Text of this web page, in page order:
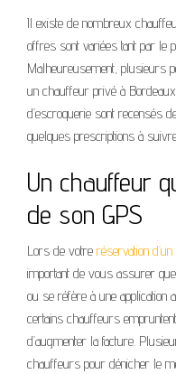
Il existe de nombreux
offres sont variées tant par le
Malheureusement, plusieurs
un chauffeur privé à
d’escroquerie sont recensés
quelques prescriptions à
Un chauffeur
de son GPS
Lors de votre réservation
important de vous assurer
ou se réfère à une application
certains chauffeurs
d’augmenter la facture.
chauffeurs pour dénicher le